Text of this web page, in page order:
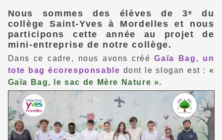
Nous sommes des élèves de 3ᵉ du
collègeSaint-Yves à Mordelles et nous
participons cette année au projet de
mini-entreprise de notre collège.
Dans ce cadre, nous avons crééGaïa Bag , un
tote bag écoresponsable dont le slogan est : «
Gaïa Bag, le sac de Mère Nature ».